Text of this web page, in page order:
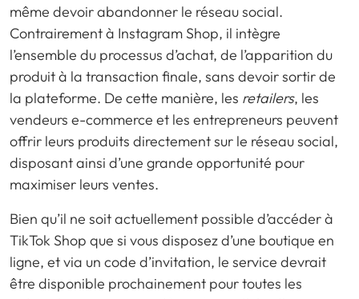
même devoir abandonner le réseau social.
Contrairement à Instagram Shop, il intègre
l’ensemble du processus d’achat, de l’apparition du
produit à la transaction finale, sans devoir sortir de
la plateforme. De cette manière, les retailers, les
vendeurs e-commerce et les entrepreneurs peuvent
offrir leurs produits directement sur le réseau social,
disposant ainsi d’une grande opportunité pour
maximiser leurs ventes.
Bien qu’il ne soit actuellement possible d’accéder à
TikTok Shop que si vous disposez d’une boutique en
ligne, et via un code d’invitation, le service devrait
être disponible prochainement pour toutes les